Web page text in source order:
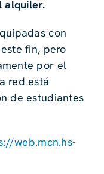
alquiler.
con
fin, pero
por el
red está
de estudiantes
web.mcn.hs-